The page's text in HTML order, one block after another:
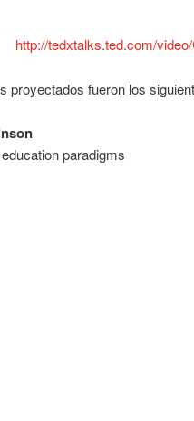
http://tedxtalks.ted.com/
proyectados fueron los
paradigms